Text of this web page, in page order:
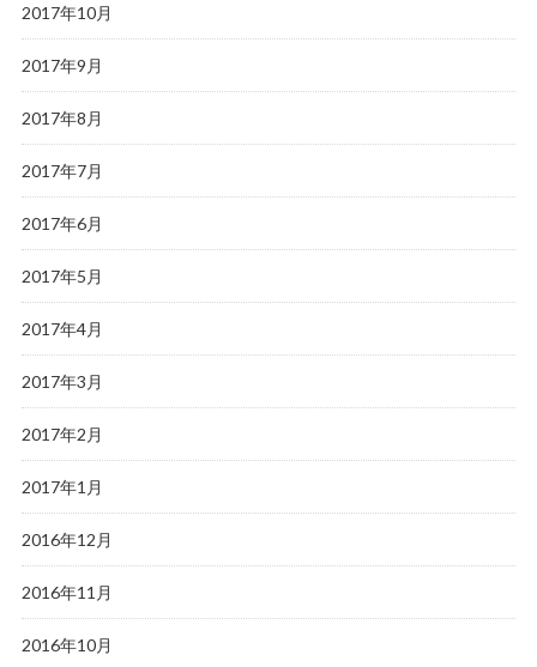
2017年10月
2017年9月
2017年8月
2017年7月
2017年6月
2017年5月
2017年4月
2017年3月
2017年2月
2017年1月
2016年12月
2016年11月
2016年10月